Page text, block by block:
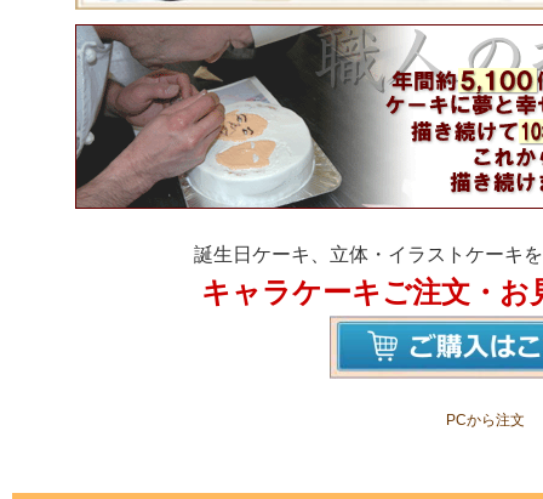
誕生日ケーキ、立体・イラストケーキ
キャラケーキご注文・お
PCから注文